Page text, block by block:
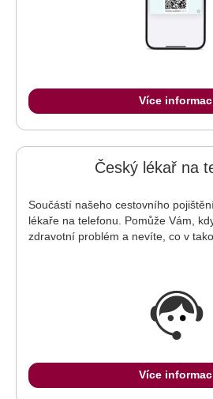
Více
Český lékař na
Součástí našeho cestovního
lékaře na telefonu. Pomůže Vám,
zdravotní problém a nevíte, co v
Více